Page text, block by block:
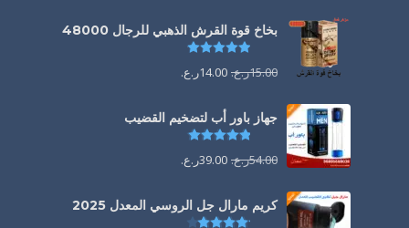
بخاخ قوة القرش الذهبي للرجال 48000
تم التقييم
15.00ر.ع. 14.00ر.ع.
جهاز باور أب لتضخيم القضيب
تم التقييم
54.00ر.ع. 39.00ر.ع.
كريم مارال جل الروسي المعدل 2025
تم التقييم